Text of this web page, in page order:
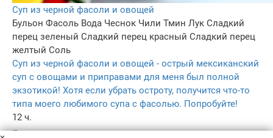
Суп из черной фасоли и овощей
Бульон Фасоль Вода Чеснок Чили Тмин Лук Сладкий
перец зеленый Сладкий перец красный Сладкий перец
желтый Соль
Суп из черной фасоли и овощей - острый мексиканский
суп с овощами и приправами для меня был полной
экзотикой! Хотя если убрать остроту, получится что-то
типа моего любимого супа с фасолью. Попробуйте!
12 ч.
–